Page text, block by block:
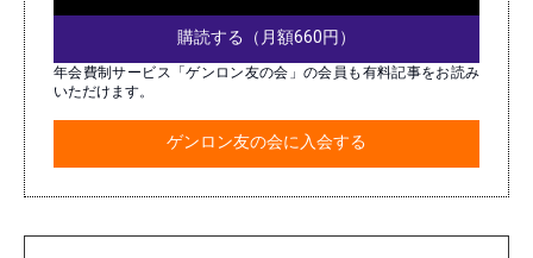
購読する（月額660円）
年会費制サービス「ゲンロン友の会」の会員も有料記事をお読み
いただけます。
ゲンロン友の会に入会する